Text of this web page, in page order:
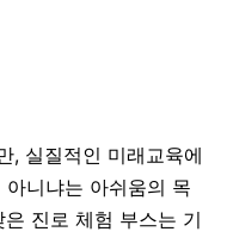
, 실질적인 미래교육에
니냐는 아쉬움의 목
진로 체험 부스는 기